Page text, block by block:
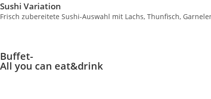
Sushi Variation
Frisch zubereitete Sushi-Auswahl mit Lachs, Thunfisch,
Buffet-
All you can eat&drink